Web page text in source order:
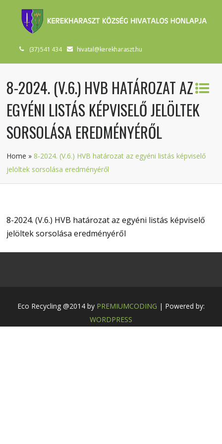
(37) 541 434 hivatal@kerekharaszt.hu
8-2024. (V.6.) HVB HATÁROZAT AZ
EGYÉNI LISTÁS KÉPVISELŐ JELÖLTEK
SORSOLÁSA EREDMÉNYÉRŐL
Home » 8-2024. (V.6.) HVB határozat az egyéni listás képviselő
jelöltek sorsolása eredményéről
8-2024. (V.6.) HVB határozat az egyéni listás képviselő
jelöltek sorsolása eredményéről
Eco Recycling @2014 by PREMIUMCODING | Powered by:
WORDPRESS